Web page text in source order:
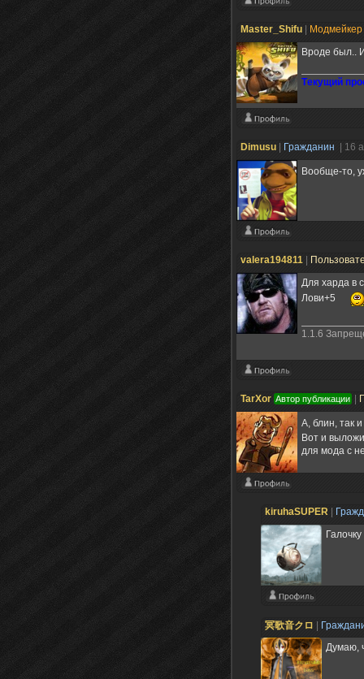
Master_Shifu
Модмейкер
Вроде был..
Tекущий
Dimusu Гражданин | 16
Вообще-то,
valera194811
Для харда в
Лови+5
1.1.6
TarXor Автор публикации
А, блин, так
Вот и
для мода с
kiruhaSUPER
冥歌音クロ
Думаю,